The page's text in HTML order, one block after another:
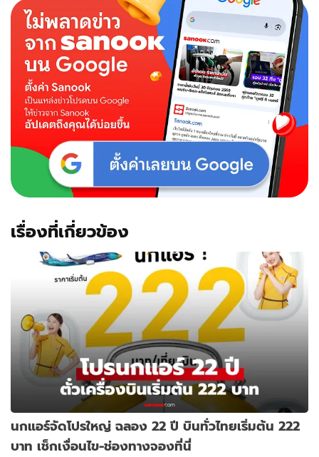
มือ
ปราบ
จอน
ฟาร์ม
สเตย์
กอิน
แห่ง
ถ่าย
รูป
มาก
เรื่องที่เกี่ยวข้อง
นกแอร์จัดโปรใหญ่ ฉลอง 22 ปี บินทั่วไทยเริ่มต้น 222
บาท เช็กเงื่อนไข-ช่องทางจองที่นี่